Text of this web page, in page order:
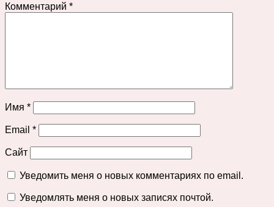
Комментарий *
Имя *
Email *
Сайт
Уведомить меня о новых комментариях по email.
Уведомлять меня о новых записях почтой.